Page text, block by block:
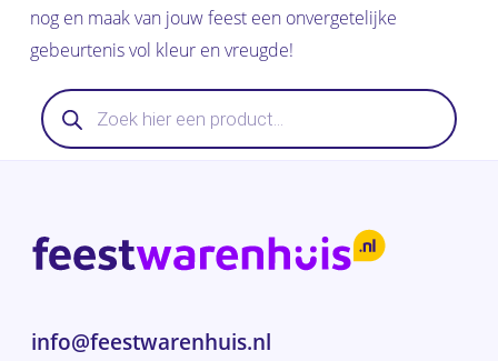
nog en maak van jouw feest een onvergetelijke
gebeurtenis vol kleur en vreugde!
Producten
zoeken
info@feestwarenhuis.nl